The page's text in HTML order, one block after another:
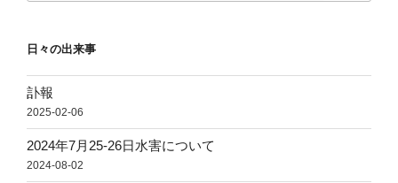
日々の出来事
訃報
2025-02-06
2024年7月25-26日水害について
2024-08-02